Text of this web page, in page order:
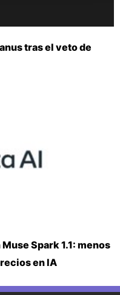
tras el veto de
Spark 1.1: menos
en IA